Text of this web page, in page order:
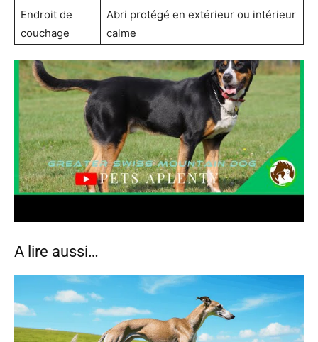
Endroit de
couchage
Abri protégé en extérieur ou intérieur
calme
A lire aussi…